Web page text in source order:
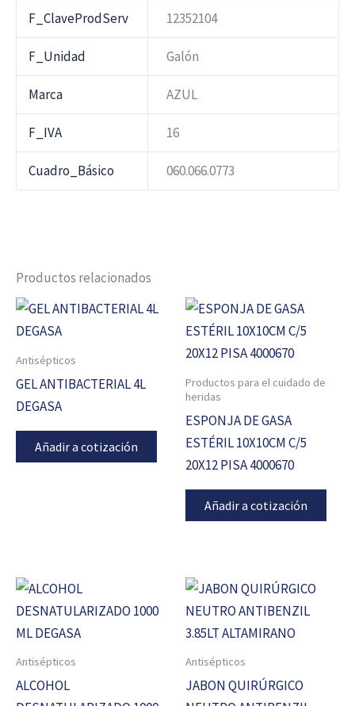
F_ClaveProdServ 12352104
F_Unidad Galón
Marca AZUL
F_IVA 16
Cuadro_Básico 060.066.0773
Productos relacionados
Antisépticos
GEL ANTIBACTERIAL 4L
DEGASA
Añadir a cotización
Productos para el cuidado de
heridas
ESPONJA DE GASA
ESTÉRIL 10X10CM C/5
20X12 PISA 4000670
Añadir a cotización
Antisépticos
ALCOHOL
Antisépticos
JABON QUIRÚRGICO